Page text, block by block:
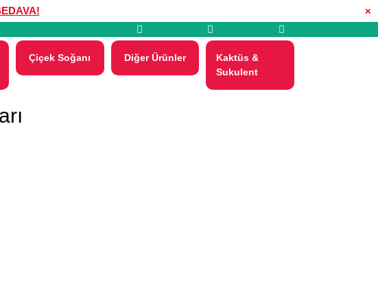
×
Çiçek Soğanı Diğer Ürünler
Kaktüs &
Sukulent